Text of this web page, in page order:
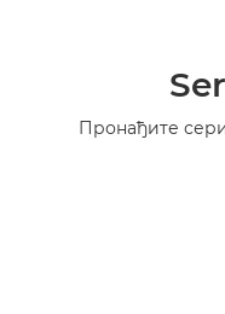
Пронађите